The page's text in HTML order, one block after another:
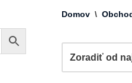
Domov \